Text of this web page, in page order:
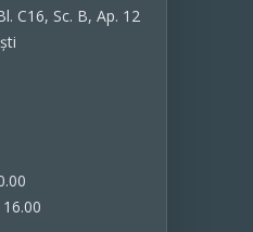
C16, Sc. B, Ap. 12